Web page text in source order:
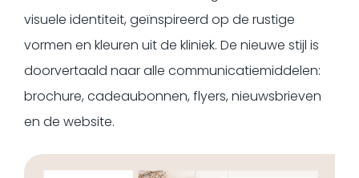
visuele identiteit, geïnspireerd op de rustige
vormen en kleuren uit de kliniek. De nieuwe stijl is
doorvertaald naar alle communicatiemiddelen:
brochure, cadeaubonnen, flyers, nieuwsbrieven
en de website.